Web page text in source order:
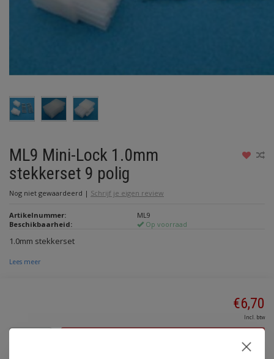
ML9 Mini-Lock 1.0mm
stekkerset 9 polig
Nog niet gewaardeerd | Schrijf je eigen review
Artikelnummer:
ML9
Beschikbaarheid:
Op voorraad
1.0mm stekkerset
Lees meer
€6,70
Incl. btw